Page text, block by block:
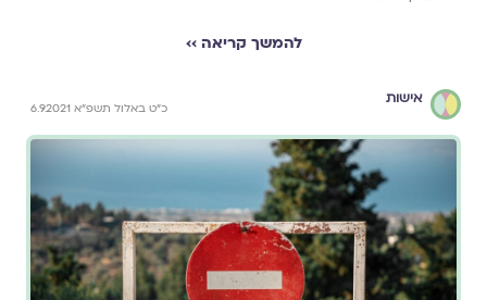
להמשך קריאה ››
אישות
כ"ט באלול תשפ"א 6.9.2021